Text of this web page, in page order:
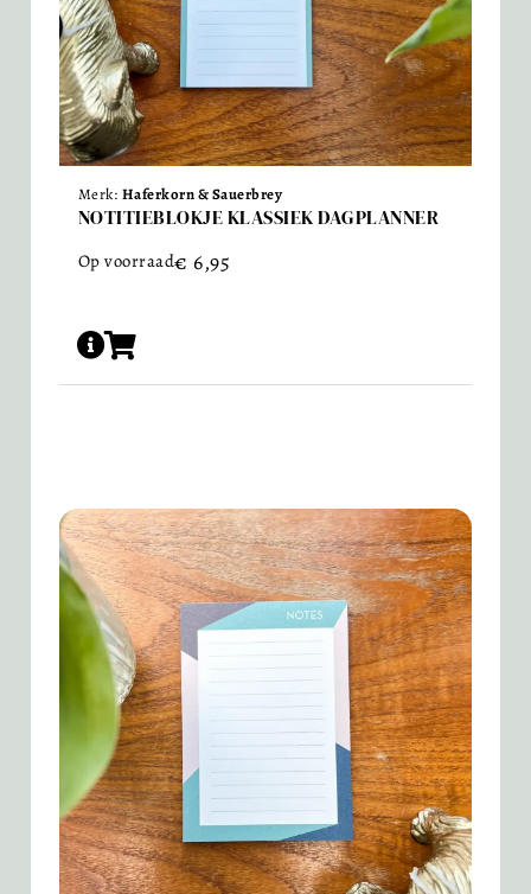
Merk: Haferkorn & Sauerbrey
NOTITIEBLOKJE KLASSIEK DAGPLANNER
Op voorraad€ 6,95